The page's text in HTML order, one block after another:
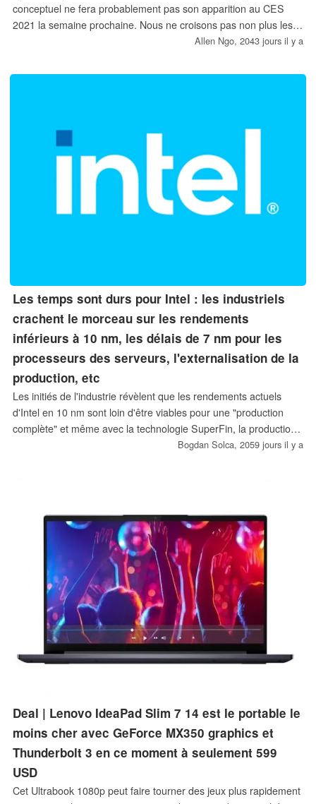
conceptuel ne fera probablement pas son apparition au CES
2021 la semaine prochaine. Nous ne croisons pas non plus les
doigts sur les nouvelles officielles concernant l'OVNI, du moins à
Allen Ngo, 2043 jours il y a
Les temps sont durs pour Intel : les industriels
crachent le morceau sur les rendements
inférieurs à 10 nm, les délais de 7 nm pour les
processeurs des serveurs, l'externalisation de la
production, etc
Les initiés de l'industrie révèlent que les rendements actuels
d'Intel en 10 nm sont loin d'être viables pour une "production
complète" et même avec la technologie SuperFin, la production
en 10 nm pourrait ne jamais égaler celle des nœuds en 14 nm.
Bogdan Solca, 2059 jours il y a
Deal | Lenovo IdeaPad Slim 7 14 est le portable le
moins cher avec GeForce MX350 graphics et
Thunderbolt 3 en ce moment à seulement 599
USD
Cet Ultrabook 1080p peut faire tourner des jeux plus rapidement